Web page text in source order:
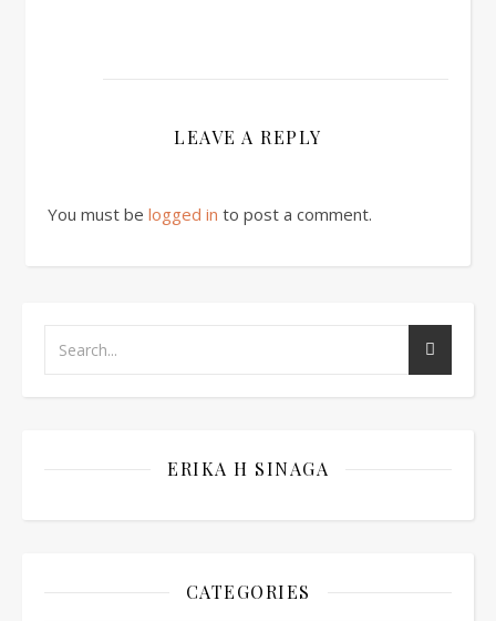
LEAVE A REPLY
You must be logged in to post a comment.
ERIKA H SINAGA
CATEGORIES